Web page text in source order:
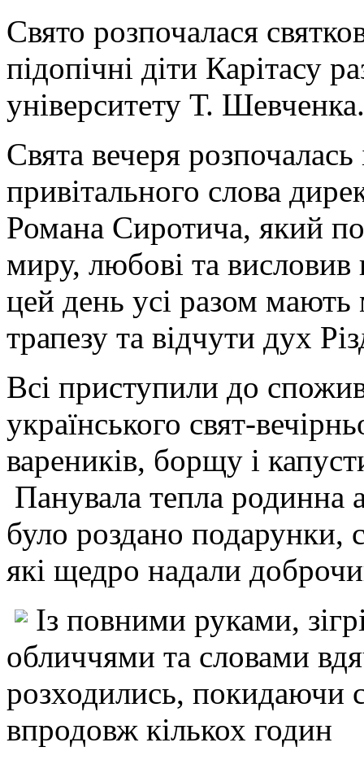
Свято розпочалася
підопічні діти Карітасу
університету Т. Шевченка.
Свята вечеря розпочалась
привітального слова
Романа Сиротича, який
миру, любові та висловив
цей день усі разом мають
трапезу та відчути дух
Всі приступили до
українського свят-
вареників, борщу і
Панувала тепла родинна
було роздано подарунки,
які щедро надали
Із повними руками,
обличчями та словами
розходились, покидаючи
впродовж кількох годин